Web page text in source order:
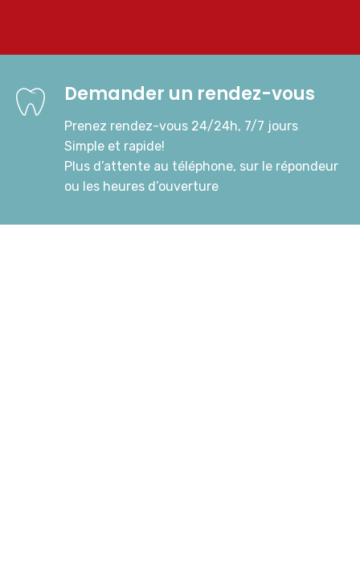
Demander un rendez-vous
Prenez rendez-vous 24/24h, 7/7 jours
Simple et rapide!
Plus d’attente au téléphone, sur le répondeur
ou les heures d’ouverture